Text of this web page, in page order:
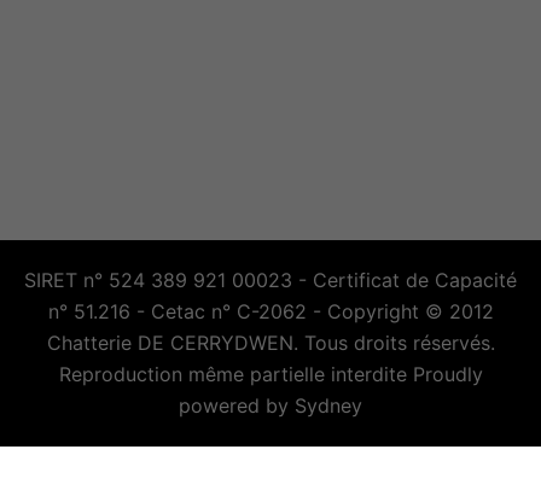
SIRET n° 524 389 921 00023 - Certificat de Capacité
n° 51.216 - Cetac n° C-2062 - Copyright © 2012
Chatterie DE CERRYDWEN. Tous droits réservés.
Reproduction même partielle interdite Proudly
powered by Sydney